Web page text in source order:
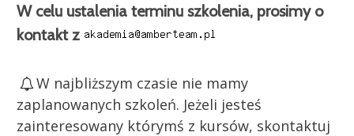
W celu ustalenia terminu szkolenia, prosimy o
kontakt z
W najbliższym czasie nie mamy
zaplanowanych szkoleń. Jeżeli jesteś
zainteresowany którymś z kursów, skontaktuj